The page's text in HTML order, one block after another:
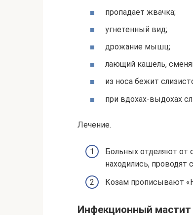
пропадает жвачка;
угнетенный вид;
дрожание мышц;
лающий кашель,
из носа бежит
при вдохах-выдохах
Лечение.
Больных отделяют от
находились,
Козам прописывают
Инфекционный мастит